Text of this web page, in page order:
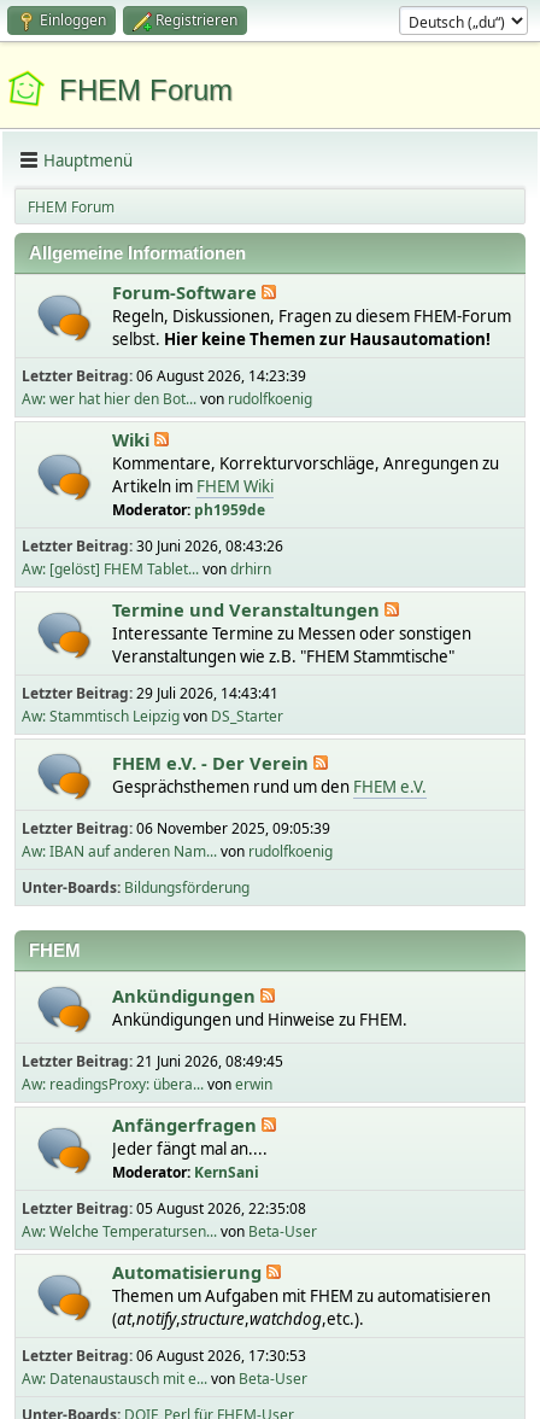
Einloggen Registrieren
FHEM Forum
Hauptmenü
FHEM Forum
Allgemeine Informationen
Forum-Software
Regeln, Diskussionen, Fragen zu diesem FHEM-Forum
selbst. Hier keine Themen zur Hausautomation!
Letzter Beitrag:06 August 2026, 14:23:39
Aw: wer hat hier den Bot...von rudolfkoenig
Wiki
Kommentare, Korrekturvorschläge, Anregungen zu
Artikeln im FHEM Wiki
Moderator: ph1959de
Letzter Beitrag:30 Juni 2026, 08:43:26
Aw: [gelöst] FHEM Tablet...vondrhirn
Termine und Veranstaltungen
Interessante Termine zu Messen oder sonstigen
Veranstaltungen wie z.B. "FHEM Stammtische"
Letzter Beitrag:29 Juli 2026, 14:43:41
Aw: Stammtisch Leipzigvon DS_Starter
FHEM e.V. - Der Verein
Gesprächsthemen rund um den FHEM e.V.
Letzter Beitrag:06 November 2025, 09:05:39
Aw: IBAN auf anderen Nam...von rudolfkoenig
Unter-Boards Bildungsförderung
FHEM
Ankündigungen
Ankündigungen und Hinweise zu FHEM.
Letzter Beitrag:21 Juni 2026, 08:49:45
Aw: readingsProxy: übera...vonerwin
Anfängerfragen
Jeder fängt mal an....
Moderator: KernSani
Letzter Beitrag:05 August 2026, 22:35:08
Aw: Welche Temperatursen...von Beta-User
Automatisierung
Themen um Aufgaben mit FHEM zu automatisieren
(at,notify,structure,watchdog,etc.).
Letzter Beitrag:06 August 2026, 17:30:53
Aw: Datenaustausch mit e...von Beta-User
Unter-Boards DOIF Perl für FHEM-User